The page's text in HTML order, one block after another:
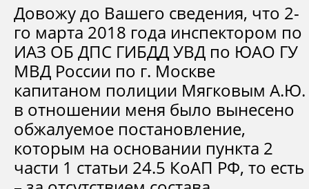
Довожу до Вашего сведения, что 2-
го марта 2018 года инспектором по
ИАЗ ОБ ДПС ГИБДД УВД по ЮАО ГУ
МВД России по г. Москве
капитаном полиции Мягковым А.Ю.
в отношении меня было вынесено
обжалуемое постановление,
которым на основании пункта 2
части 1 статьи 24.5 КоАП РФ, то есть